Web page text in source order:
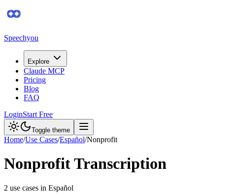
Speechyou
Explore
Claude MCP
Pricing
Blog
FAQ
LoginStart Free
Toggle theme
Home/Use Cases/Español/Nonprofit
NonprofitTranscription
2 use cases in Español